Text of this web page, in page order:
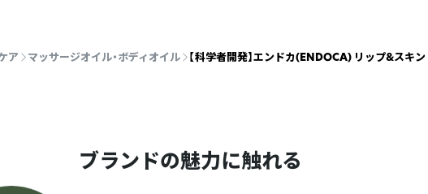
ア マッサージオイル・ボディオイル 【科学者開発】エンドカ(ENDOCA) リップ&スキ
ブランドの魅力に触れる